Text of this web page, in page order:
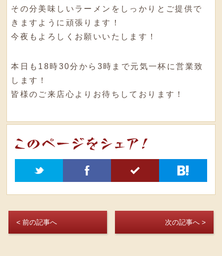
その分美味しいラーメンをしっかりとご提供で
きますように頑張ります！
今夜もよろしくお願いいたします！
本日も18時30分から3時まで元気一杯に営業致
します！
皆様のご来店心よりお待ちしております！
t f 5 h
< 前の記事へ 次の記事へ >